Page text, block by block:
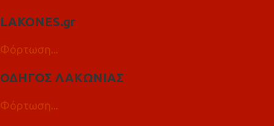
LAKONES.gr
Φόρτωση...
ΟΔΗΓΟΣ ΛΑΚΩΝΙΑΣ
Φόρτωση...